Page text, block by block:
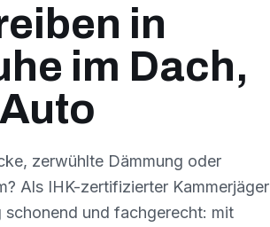
in
im Dach,
zerwühlte Dämmung oder
Als IHK-zertifizierter Kammerjäger
und fachgerecht: mit